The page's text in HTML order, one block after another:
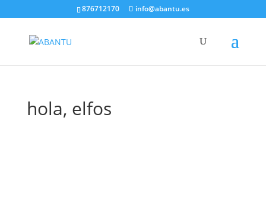
876712170 info@abantu.es
hola, elfos